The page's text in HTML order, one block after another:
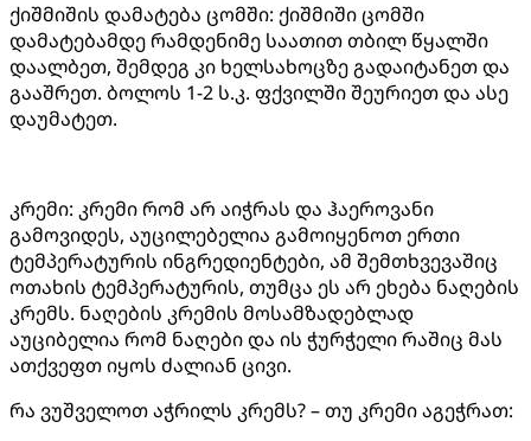
ქიშმიშის დამატება ცომში: ქიშმიში ცომში
დამატებამდე რამდენიმე საათით თბილ წყალში
დაალბეთ, შემდეგ კი ხელსახოცზე გადაიტანეთ და
გააშრეთ. ბოლოს 1-2 ს.კ. ფქვილში შეურიეთ და ასე
დაუმატეთ.
კრემი: კრემი რომ არ აიჭრას და ჰაეროვანი
გამოვიდეს, აუცილებელია გამოიყენოთ ერთი
ტემპერატურის ინგრედიენტები, ამ შემთხვევაშიც
ოთახის ტემპერატურის, თუმცა ეს არ ეხება ნაღების
კრემს. ნაღების კრემის მოსამზადებლად
აუციბელია რომ ნაღები და ის ჭურჭელი რაშიც მას
ათქვეფთ იყოს ძალიან ცივი.
რა ვუშველოთ აჭრილს კრემს? – თუ კრემი აგეჭრათ: